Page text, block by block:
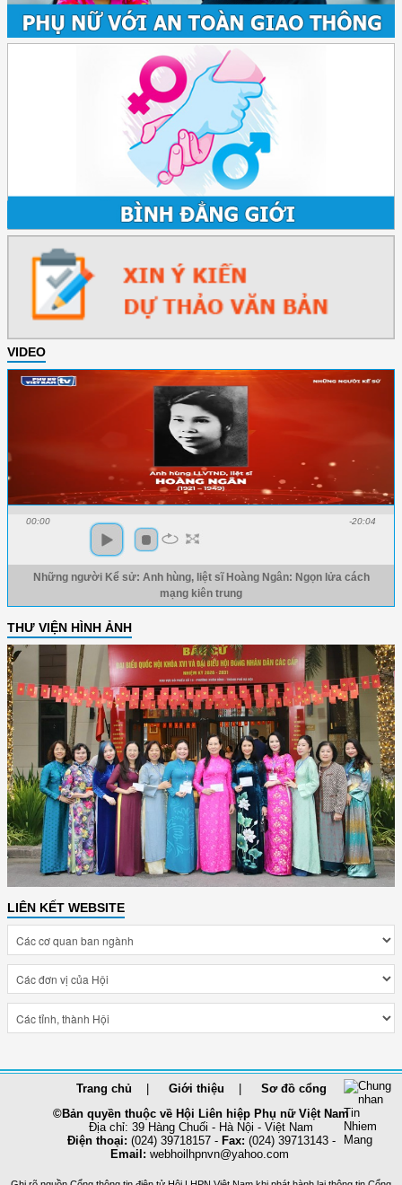
VIDEO
00:00 -20:04
Những người Kể sử: Anh hùng, liệt sĩ Hoàng Ngân: Ngọn lửa cách
mạng kiên trung
THƯ VIỆN HÌNH ẢNH
LIÊN KẾT WEBSITE
Trang chủ Giới thiệu
Sơ đồ cổng
©Bản quyền thuộc về Hội Liên hiệp Phụ nữ Việt Nam
Địa chỉ: 39 Hàng Chuối - Hà Nội - Việt Nam
Điện thoại: (024) 39718157 - Fax: (024) 39713143 -
Email: webhoilhpnvn@yahoo.com